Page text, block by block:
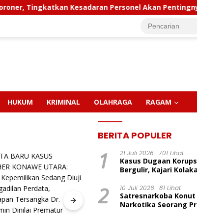
Kesadaran Personel Akan Pentingnya Hidup
HUKUM KRIMINAL OLAHRAGA RAGAM
PT MLP Inisiasi Program
BERITA POPULER
1 21 Juli 2026 701 Lihat
Kasus Dugaan
Bergulir, Kajari
2 10 Juli 2026 81 Lihat
Satresnarkoba
Narkotika Seorang